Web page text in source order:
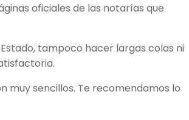
oficiales de las notarías que
tampoco hacer largas colas ni
muy sencillos. Te recomendamos lo